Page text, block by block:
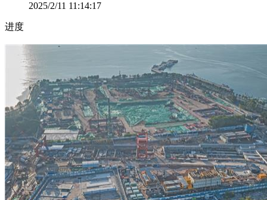
2025/2/11 11:14:17
进度